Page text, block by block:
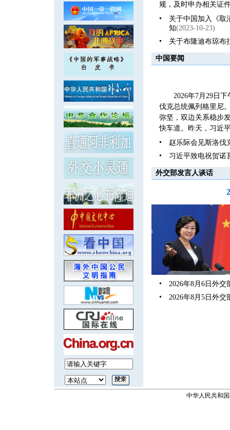
规，及时申办相关证
关于中国加入《取
知(2023-10-23)
关于布隆迪布琼布
中国要闻
2026年7月29日
伐克总统佩列格里尼
弥坚，双边关系稳步
快车道。昨天，习近
赵乐际会见斯洛伐
习近平致电祝贺诺
外交部发言人谈话
2026年8月6日外
2026年8月5日外
中华人民共和